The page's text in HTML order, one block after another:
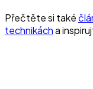
Přečtěte si také
technikácha